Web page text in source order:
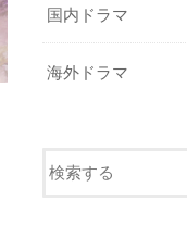
国内ドラマ
海外ドラマ